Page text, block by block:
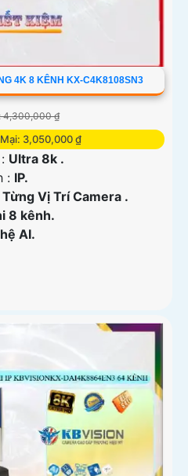
4K 8 KÊNH KX-C4K8108SN3
4,300,000 ₫
3,050,000 ₫
Ultra 8k .
: IP.
Từng Vị Trí Camera .
8 kênh.
AI.